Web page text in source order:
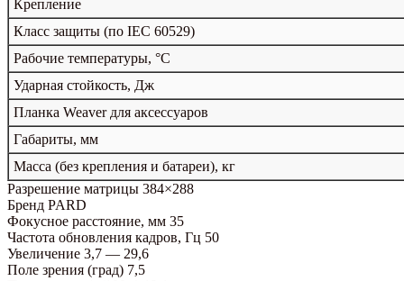
Крепление
Класс защиты (по IEC 60529)
Рабочие температуры, °C
Ударная стойкость, Дж
Планка Weaver для аксессуаров
Габариты, мм
Масса (без крепления и батареи), кг
Разрешение матрицы 384×288
Бренд PARD
Фокусное расстояние, мм 35
Частота обновления кадров, Гц 50
Увеличение 3,7 — 29,6
Поле зрения (град) 7,5